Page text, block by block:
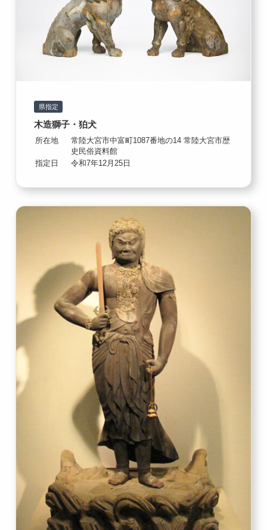
県指定
木造獅子・狛犬
所在地
常陸大宮市中富町1087番地の14 常陸大宮市歴
史民俗資料館
指定日
令和7年12月25日